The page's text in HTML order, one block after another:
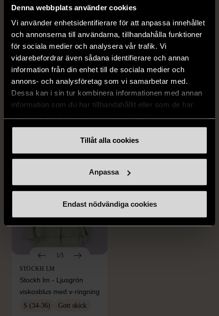
Denna webbplats använder cookies
Vi använder enhetsidentifierare för att anpassa innehållet
och annonserna till användarna, tillhandahålla funktioner
för sociala medier och analysera vår trafik. Vi
vidarebefordrar även sådana identifierare och annan
information från din enhet till de sociala medier och
annons- och analysföretag som vi samarbetar med.
Dessa kan i sin tur kombinera informationen med annan
information som du har tillhandahållit eller som de har
Tillåt alla cookies
Anpassa
Endast nödvändiga cookies
1/5
H&M - Leopardmönstrad
volangklänning
1/5
H&M - Plisserad midikjol
med resårmidja -
Salviagrön
129 kr
1/5
STOCKH LM
Stockh lm - Ljusgrön
viskosblus med v-ringning
S (34-36) Gott skick